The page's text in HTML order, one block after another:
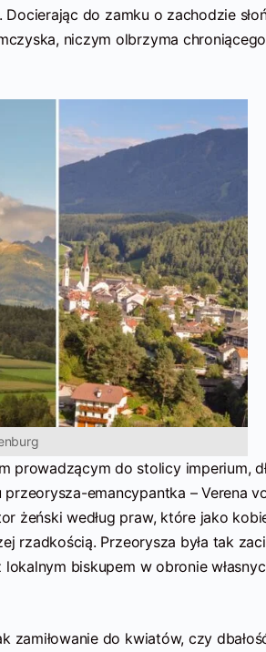
do zamku o zachodzie
niczym olbrzyma
prowadzącym do stolicy imperium,
przeorysza-emancypantka – Verena
żeński według praw, które jako
rzadkością. Przeorysza była tak
biskupem w obronie
zamiłowanie do kwiatów, czy